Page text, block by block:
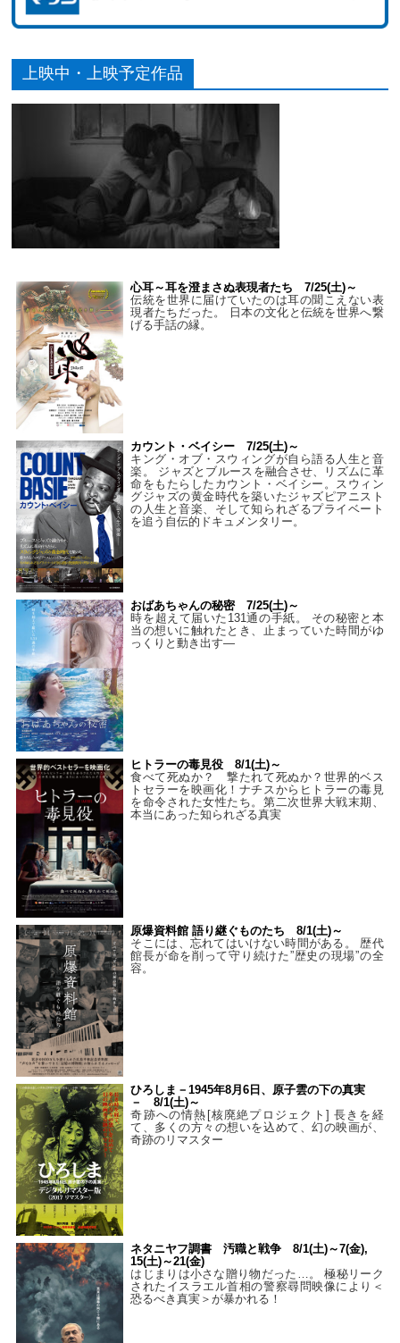
上映中・上映予定作品
心耳～耳を澄まさぬ表現者たち 7/25(土)～
伝統を世界に届けていたのは耳の聞こえない表
現者たちだった。 日本の文化と伝統を世界へ繋
げる手話の縁。
カウント・ベイシー 7/25(土)～
キング・オブ・スウィングが自ら語る人生と音
楽。 ジャズとブルースを融合させ、リズムに革
命をもたらしたカウント・ベイシー。スウィン
グジャズの黄金時代を築いたジャズピアニスト
の人生と音楽、そして知られざるプライベート
を追う自伝的ドキュメンタリー。
おばあちゃんの秘密 7/25(土)～
時を超えて届いた131通の手紙。 その秘密と本
当の想いに触れたとき、止まっていた時間がゆ
っくりと動き出す―
ヒトラーの毒見役 8/1(土)～
食べて死ぬか？ 撃たれて死ぬか？世界的ベス
トセラーを映画化！ナチスからヒトラーの毒見
を命令された女性たち。第二次世界大戦末期、
本当にあった知られざる真実
原爆資料館 語り継ぐものたち 8/1(土)～
そこには、忘れてはいけない時間がある。 歴代
館長が命を削って守り続けた”歴史の現場”の全
容。
ひろしま－1945年8月6日、原子雲の下の真実
－ 8/1(土)～
奇跡への情熱[核廃絶プロジェクト] 長きを経
て、多くの方々の想いを込めて、幻の映画が、
奇跡のリマスター
ネタニヤフ調書 汚職と戦争 8/1(土)～7(金),
15(土)～21(金)
はじまりは小さな贈り物だった…。 極秘リーク
されたイスラエル首相の警察尋問映像により＜
恐るべき真実＞が暴かれる！